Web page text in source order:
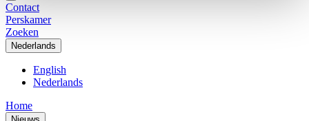
Contact
Perskamer
Zoeken
Nederlands
English
Nederlands
Home